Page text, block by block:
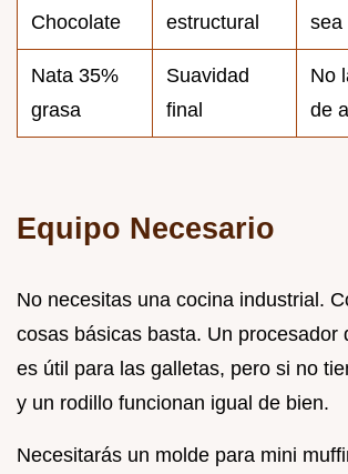
Chocolate
estructural
sea
Nata 35%
grasa
Suavidad
final
No
de
Equipo Necesario
No necesitas una cocina industrial.
cosas básicas basta. Un procesador
es útil para las galletas, pero si no
y un rodillo funcionan igual de bien.
Necesitarás un molde para mini